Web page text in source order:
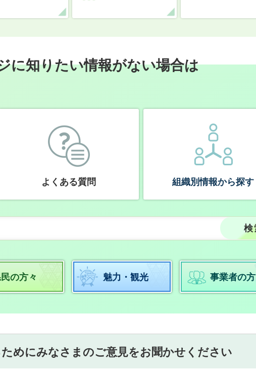
に知りたい情報がない場合は
よくある質問 組織別情報から探す
の方々 魅力・観光 事業者の
めにみなさまのご意見をお聞かせください